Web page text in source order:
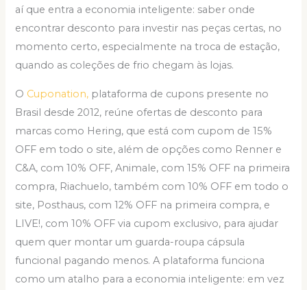
aí que entra a economia inteligente: saber onde
encontrar desconto para investir nas peças certas, no
momento certo, especialmente na troca de estação,
quando as coleções de frio chegam às lojas.
O Cuponation, plataforma de cupons presente no
Brasil desde 2012, reúne ofertas de desconto para
marcas como Hering, que está com cupom de 15%
OFF em todo o site, além de opções como Renner e
C&A, com 10% OFF, Animale, com 15% OFF na primeira
compra, Riachuelo, também com 10% OFF em todo o
site, Posthaus, com 12% OFF na primeira compra, e
LIVE!, com 10% OFF via cupom exclusivo, para ajudar
quem quer montar um guarda-roupa cápsula
funcional pagando menos. A plataforma funciona
como um atalho para a economia inteligente: em vez